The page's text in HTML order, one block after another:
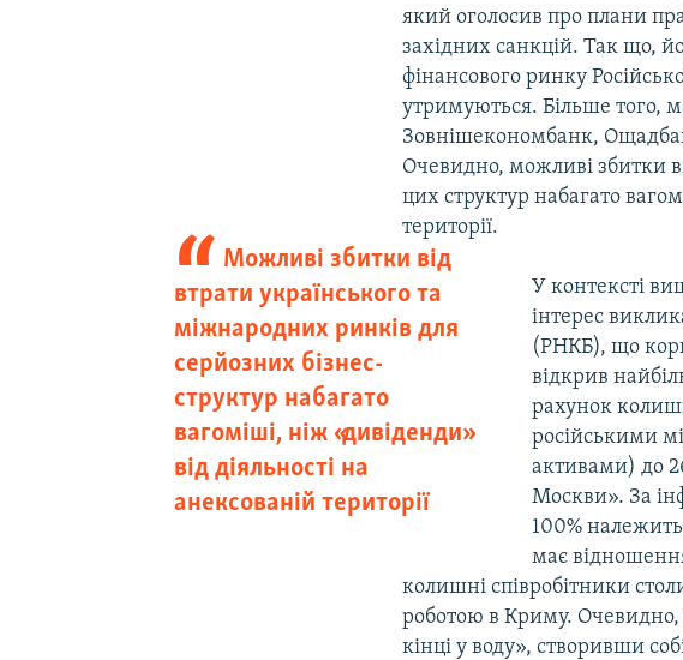
який оголосив про плани
західних санкцій. Так що,
фінансового ринку
утримуються. Більше того,
Зовнішекономбанк,
Очевидно, можливі збитки
цих структур набагато
території.
Можливі збитки від
втрати українського та
міжнародних ринків для
серйозних бізнес-
структур набагато
вагоміші, ніж «дивіденди»
від діяльності на
анексованій території
У контексті
інтерес
(РНКБ), що
відкрив
рахунок
російськими
активами) до
Москви». За
100%
має
колишні співробітники
роботою в Криму. Очевидно,
кінці у воду», створивши